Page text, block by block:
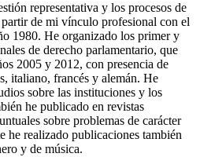
representativa y los procesos de
de mi vínculo profesional con el
1980. He organizado los primer y
de derecho parlamentario, que
2005 y 2012, con presencia de
italiano, francés y alemán. He
sobre las instituciones y los
he publicado en revistas
sobre problemas de carácter
he realizado publicaciones también
y de música.